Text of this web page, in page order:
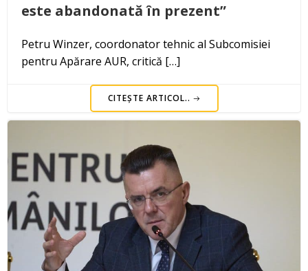
este abandonată în prezent”
Petru Winzer, coordonator tehnic al Subcomisiei
pentru Apărare AUR, critică […]
CITEȘTE ARTICOL..